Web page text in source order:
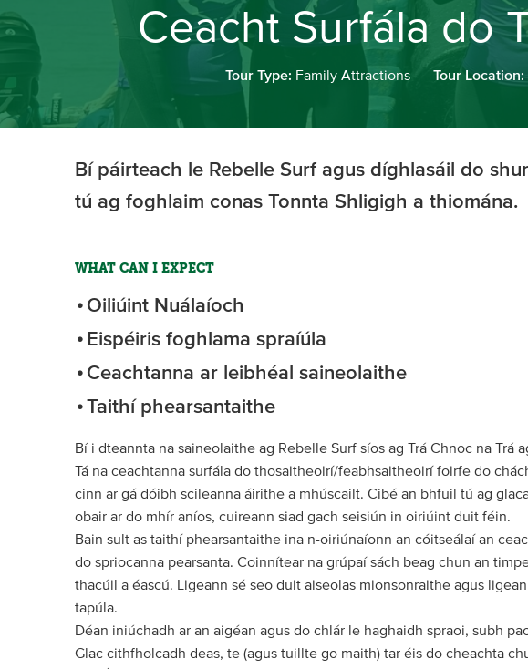
Ceacht Surfála do
Tour Type: Family Attractions Tour Location:
Bí páirteach le Rebelle Surf agus díghlasáil do
tú ag foghlaim conas Tonnta Shligigh a thiomána.
WHAT CAN I EXPECT
Oiliúint Nuálaíoch
Eispéiris foghlama spraíúla
Ceachtanna ar leibhéal saineolaithe
Taithí phearsantaithe
Bí i dteannta na saineolaithe ag Rebelle Surf síos ag Trá Chnoc na Trá
Tá na ceachtanna surfála do thosaitheoirí/feabhsaitheoirí foirfe do
cinn ar gá dóibh scileanna áirithe a mhúscailt. Cibé an bhfuil tú ag
obair ar do mhír aníos, cuireann siad gach seisiún in oiriúint duit féin.
Bain sult as taithí phearsantaithe ina n-oiriúnaíonn an cóitseálaí an
do spriocanna pearsanta. Coinnítear na grúpaí sách beag chun an
thacúil a éascú. Ligeann sé seo duit aiseolas mionsonraithe agus
tapúla.
Déan iniúchadh ar an aigéan agus do chlár le haghaidh spraoi, subh
Glac cithfholcadh deas, te (agus tuillte go maith) tar éis do cheachta